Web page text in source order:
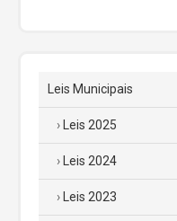
Leis Municipais
Leis 2025
Leis 2024
Leis 2023